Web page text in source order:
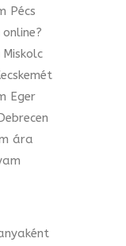
Pécs
Eger
ára